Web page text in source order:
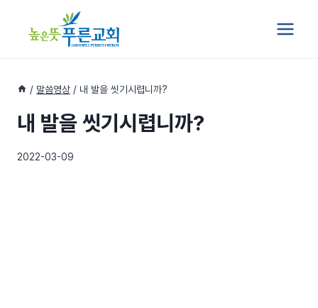
/ 말씀영상 / 내 발을 씻기시렵니까?
내 발을 씻기시렵니까?
2022-03-09